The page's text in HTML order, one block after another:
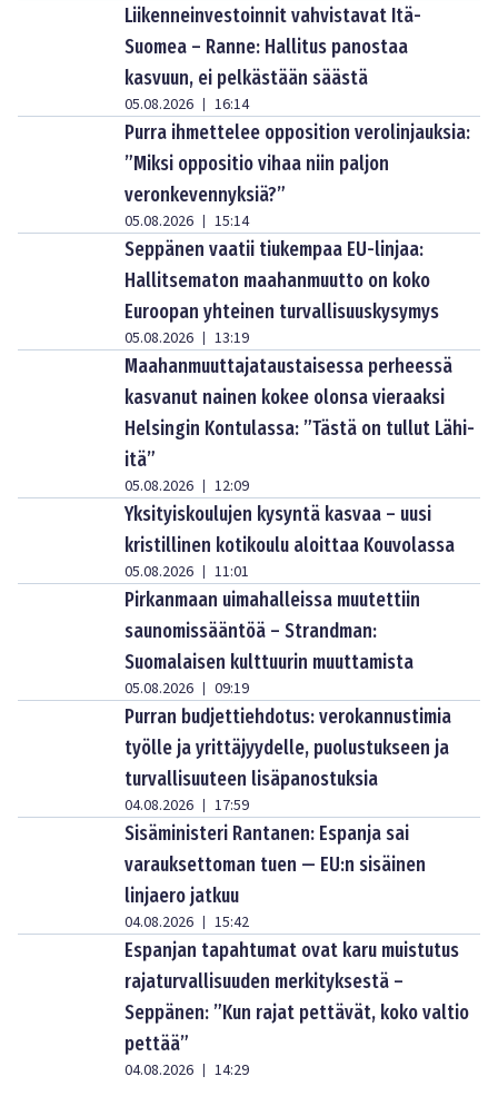
Liikenneinvestoinnit vahvistavat Itä-
Suomea – Ranne: Hallitus panostaa
kasvuun, ei pelkästään säästä
05.08.2026 | 16:14
Purra ihmettelee opposition verolinjauksia:
”Miksi oppositio vihaa niin paljon
veronkevennyksiä?”
05.08.2026 | 15:14
Seppänen vaatii tiukempaa EU-linjaa:
Hallitsematon maahanmuutto on koko
Euroopan yhteinen turvallisuuskysymys
05.08.2026 | 13:19
Maahanmuuttajataustaisessa perheessä
kasvanut nainen kokee olonsa vieraaksi
Helsingin Kontulassa: ”Tästä on tullut Lähi-
itä”
05.08.2026 | 12:09
Yksityiskoulujen kysyntä kasvaa – uusi
kristillinen kotikoulu aloittaa Kouvolassa
05.08.2026 | 11:01
Pirkanmaan uimahalleissa muutettiin
saunomissääntöä – Strandman:
Suomalaisen kulttuurin muuttamista
05.08.2026 | 09:19
Purran budjettiehdotus: verokannustimia
työlle ja yrittäjyydelle, puolustukseen ja
turvallisuuteen lisäpanostuksia
04.08.2026 | 17:59
Sisäministeri Rantanen: Espanja sai
varauksettoman tuen — EU:n sisäinen
linjaero jatkuu
04.08.2026 | 15:42
Espanjan tapahtumat ovat karu muistutus
rajaturvallisuuden merkityksestä –
Seppänen: ”Kun rajat pettävät, koko valtio
pettää”
04.08.2026 | 14:29